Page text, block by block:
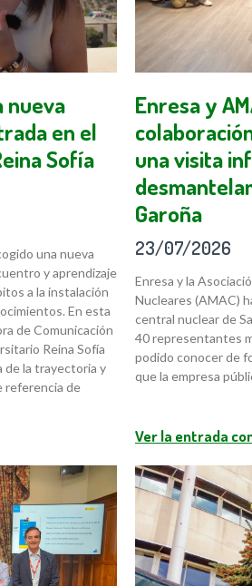
nueva
en el
Sofía
una nueva
y aprendizaje
a la instalación
En esta
de Comunicación
Reina Sofía
de la trayectoria y
referencia de
Enresa y
una visita
Garoña
23/07/2026
Enresa y la
Nucleares (AMAC)
central nuclear de
40 representantes
podido conocer de
que la empresa
Ver la entrada